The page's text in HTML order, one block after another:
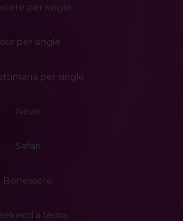
per single
per single
per single
Neve
Safari
Benessere
a tema